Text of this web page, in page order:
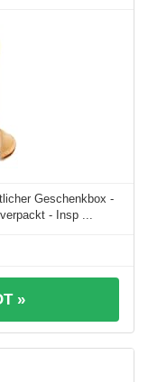
Geschenkbox -
- Insp ...
»